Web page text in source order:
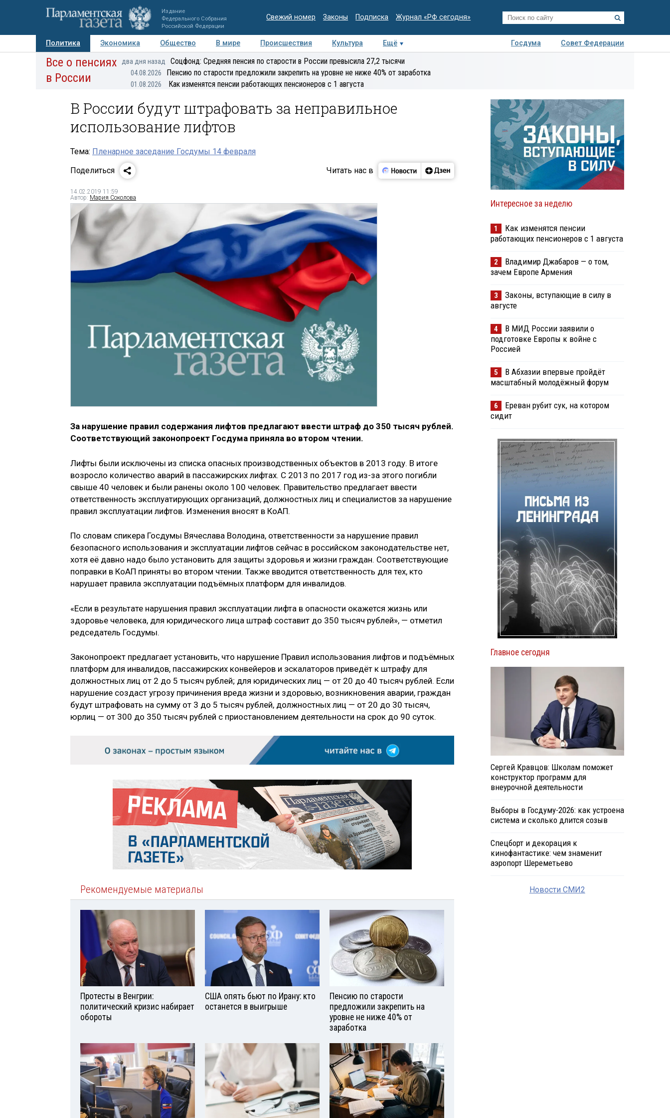
Издание
Федерального Собрания
Российской Федерации
Свежий номер Законы Подписка Журнал «РФ сегодня»
Политика Экономика Общество В мире Происшествия Культура Ещё Госдума
Совет Федерации
Авторы Персоны Мнения Регионы Медиацентр Интервью Колумнисты
Все о пенсиях
в России
два дня назад Соцфонд: Средняя пенсия по старости в России превысила 27,2 тысячи
04.08.2026 Пенсию по старости предложили закрепить на уровне не ниже 40% от заработка
01.08.2026 Как изменятся пенсии работающих пенсионеров с 1 августа
В России будут штрафовать за неправильное
использование лифтов
Тема: Пленарное заседание Госдумы 14 февраля
Поделиться
Читать нас в
14.02.2019 11:59
Автор: Мария Соколова
За нарушение правил содержания лифтов предлагают ввести штраф до 350 тысяч рублей.
Соответствующий законопроект Госдума приняла во втором чтении.
Лифты были исключены из списка опасных производственных объектов в 2013 году. В итоге
возросло количество аварий в пассажирских лифтах. С 2013 по 2017 год из-за этого погибли
свыше 40 человек и были ранены около 100 человек. Правительство предлагает ввести
ответственность эксплуатирующих организаций, должностных лиц и специалистов за нарушение
правил эксплуатации лифтов. Изменения вносят в КоАП.
По словам спикера Госдумы Вячеслава Володина, ответственности за нарушение правил
безопасного использования и эксплуатации лифтов сейчас в российском законодательстве нет,
хотя её давно надо было установить для защиты здоровья и жизни граждан. Соответствующие
поправки в КоАП приняты во втором чтении. Также вводится ответственность для тех, кто
нарушает правила эксплуатации подъёмных платформ для инвалидов.
«Если в результате нарушения правил эксплуатации лифта в опасности окажется жизнь или
здоровье человека, для юридического лица штраф составит до 350 тысяч рублей», — отметил
редседатель Госдумы.
Законопроект предлагает установить, что нарушение Правил использования лифтов и подъёмных
платформ для инвалидов, пассажирских конвейеров и эскалаторов приведёт к штрафу для
должностных лиц от 2 до 5 тысяч рублей; для юридических лиц — от 20 до 40 тысяч рублей. Если
нарушение создаст угрозу причинения вреда жизни и здоровью, возникновения аварии, граждан
будут штрафовать на сумму от 3 до 5 тысяч рублей, должностных лиц — от 20 до 30 тысяч,
юрлиц — от 300 до 350 тысяч рублей с приостановлением деятельности на срок до 90 суток.
Рекомендуемые материалы
Протесты в Венгрии:
политический кризис набирает
обороты
США опять бьют по Ирану: кто
останется в выигрыше
Пенсию по старости
предложили закрепить на
уровне не ниже 40% от
заработка
Интересное за неделю
1
Как изменятся пенсии
работающих пенсионеров с 1 августа
2
Владимир Джабаров — о том,
зачем Европе Армения
3
Законы, вступающие в силу в
августе
4
В МИД России заявили о
подготовке Европы к войне с
Россией
5
В Абхазии впервые пройдёт
масштабный молодёжный форум
6
Ереван рубит сук, на котором
сидит
Главное сегодня
Сергей Кравцов: Школам поможет
конструктор программ для
внеурочной деятельности
Выборы в Госдуму-2026: как устроена
система и сколько длится созыв
Спецборт и декорация к
кинофантастике: чем знаменит
аэропорт Шереметьево
Новости СМИ2